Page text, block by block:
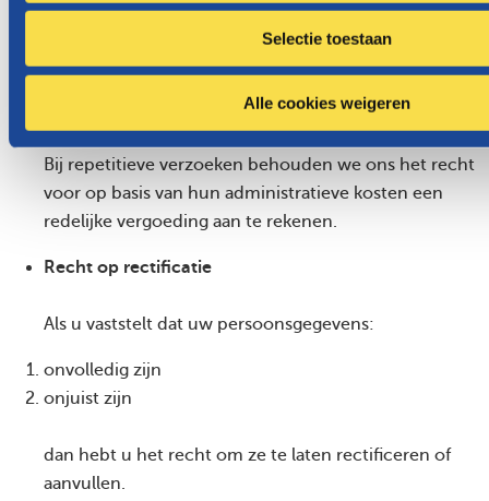
Selectie toestaan
Alle cookies weigeren
met nog eens 2 maanden worden verlengd. We
brengen u dan binnen een maand na ontvangst van
het verzoek van deze verlenging op de hoogte.
Bij repetitieve verzoeken behouden we ons het recht
voor op basis van hun administratieve kosten een
redelijke vergoeding aan te rekenen.
Recht op rectificatie
Als u vaststelt dat uw persoonsgegevens:
onvolledig zijn
onjuist zijn
dan hebt u het recht om ze te laten rectificeren of
aanvullen.